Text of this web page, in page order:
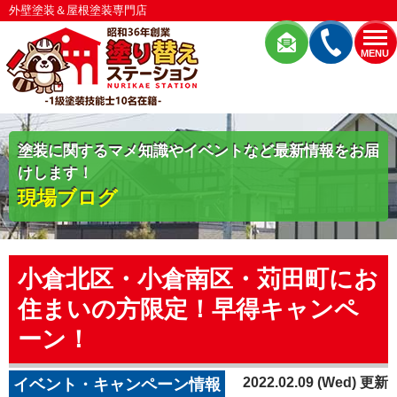
MENU
外壁塗装＆屋根塗装専門店
塗装に関するマメ知識やイベントなど最新情報をお届
けします！
現場ブログ
小倉北区・小倉南区・苅田町にお
住まいの方限定！早得キャンペ
ーン！
イベント・キャンペーン情報 2022.02.09 (Wed) 更新